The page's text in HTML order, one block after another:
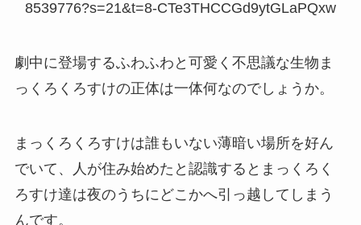
8539776?s=21&t=8-CTe3THCCGd9ytGLaPQxw
劇中に登場するふわふわと可愛く不思議な生物ま
っくろくろすけの正体は一体何なのでしょうか。
まっくろくろすけは誰もいない薄暗い場所を好ん
でいて、人が住み始めたと認識するとまっくろく
ろすけ達は夜のうちにどこかへ引っ越してしまう
んです。